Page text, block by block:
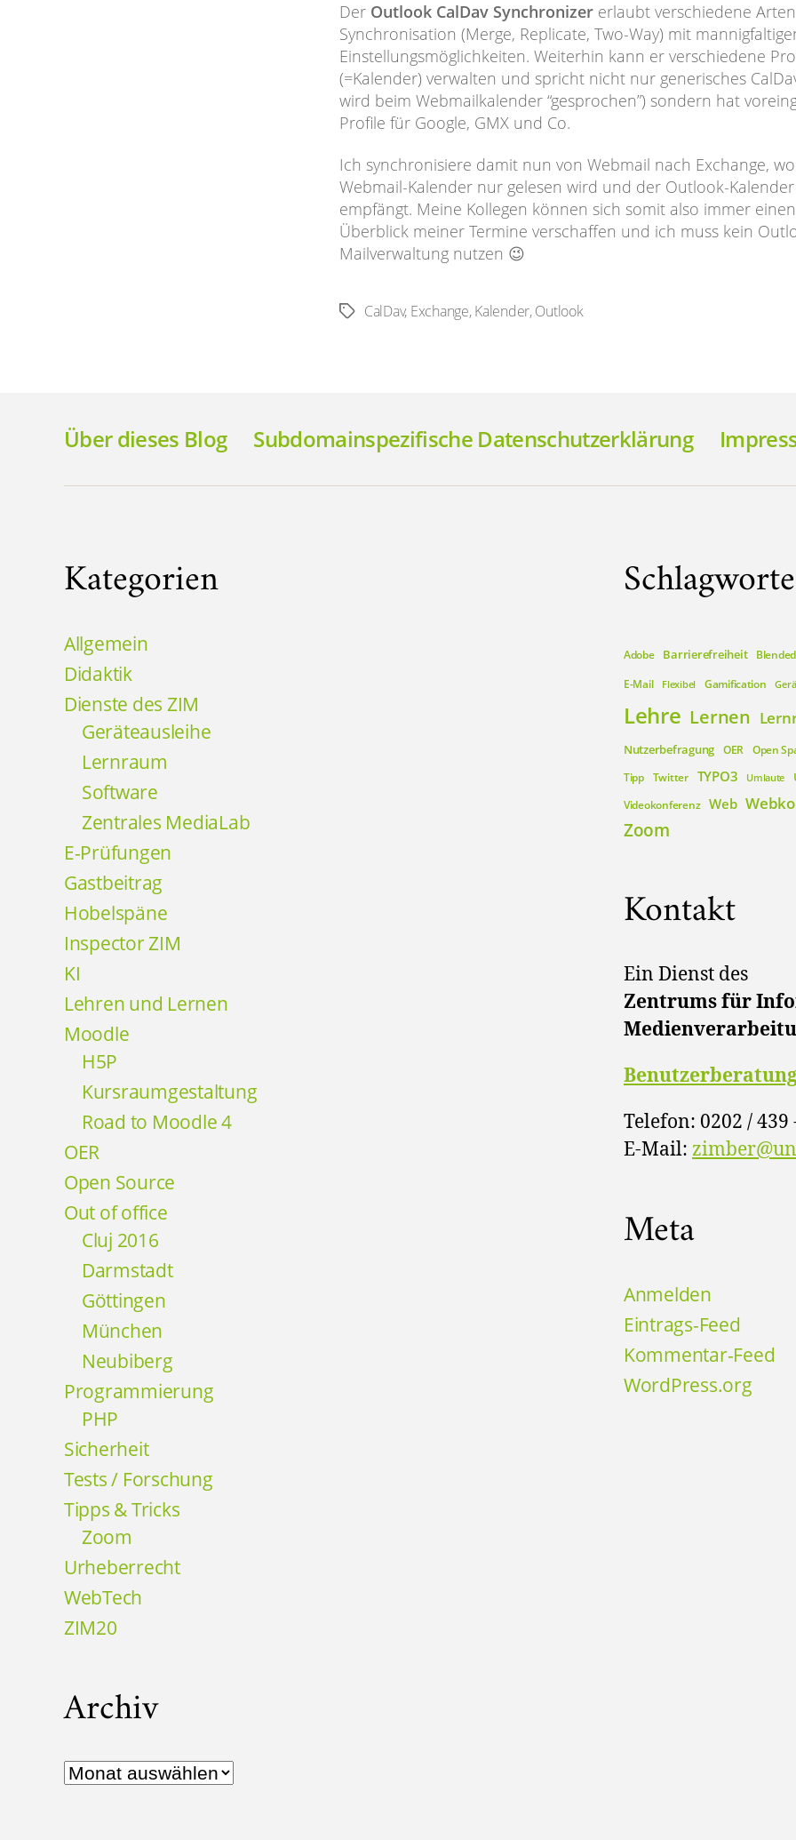
Der Outlook CalDav Synchronizer erlaubt verschiedene
Synchronisation (Merge, Replicate, Two-Way) mit
Einstellungsmöglichkeiten. Weiterhin kann er verschiedene
(=Kalender) verwalten und spricht nicht nur generisches
wird beim Webmailkalender “gesprochen”) sondern hat
Profile für Google, GMX und Co.
Ich synchronisiere damit nun von Webmail nach Exchange,
Webmail-Kalender nur gelesen wird und der Outlook-
empfängt. Meine Kollegen können sich somit also immer einen
Überblick meiner Termine verschaffen und ich muss kein
Mailverwaltung nutzen 😉
Schlagwörter
CalDav, Exchange,Kalender,Outlook
Über dieses Blog Subdomainspezifische Datenschutzerklärung
Kategorien
Allgemein
Didaktik
Dienste des ZIM
Geräteausleihe
Lernraum
Software
Zentrales MediaLab
E-Prüfungen
Gastbeitrag
Hobelspäne
Inspector ZIM
KI
Lehren und Lernen
Moodle
H5P
Kursraumgestaltung
Road to Moodle 4
OER
Open Source
Out of office
Cluj 2016
Darmstadt
Göttingen
München
Neubiberg
Programmierung
PHP
Sicherheit
Tests / Forschung
Tipps & Tricks
Zoom
Urheberrecht
WebTech
ZIM20
Archiv
Archiv
Schlagworte
Adobe Barrierefreiheit
E-Mail
Flexibel Gamification
Lehre Lernen
Nutzerbefragung OER Open
Tipp Twitter TYPO3 Umlaute
Videokonferenz Web
Zoom
Kontakt
Ein Dienst des
Zentrums für
Telefon: 0202 / 439
E-Mail:
Meta
Anmelden
Eintrags-Feed
Kommentar-Feed
WordPress.org